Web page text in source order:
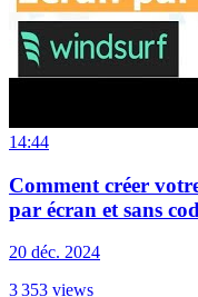
14:44
Comment créer
par écran et sans
20 déc. 2024
3 353 views